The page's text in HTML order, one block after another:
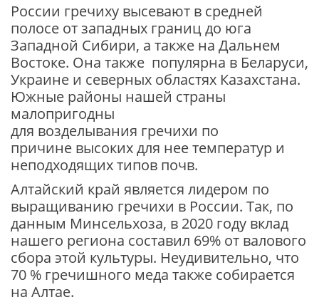
России гречиху высевают в средней
полосе от западных границ до юга
Западной Сибири, а также на Дальнем
Востоке. Она также популярна в Беларуси,
Украине и северных областях Казахстана.
Южные районы нашей страны
малопригодны
для возделывания гречихи по
причине высоких для нее температур и
неподходящих типов почв.
Алтайский край является лидером по
выращиванию гречихи в России. Так, по
данным Минсельхоза, в 2020 году вклад
нашего региона составил 69% от валового
сбора этой культуры. Неудивительно, что
70 % гречишного меда также собирается
на Алтае.